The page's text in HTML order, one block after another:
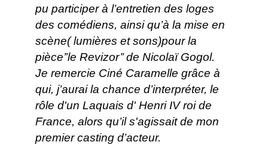
pu participer à l’entretien des loges
des comédiens, ainsi qu’à la mise en
scène( lumières et sons)pour la
pièce’’le Revizor’’ de Nicolaï Gogol.
Je remercie Ciné Caramelle grâce à
qui, j’aurai la chance d’interpréter, le
rôle d'un Laquais d' Henri IV roi de
France, alors qu’il s'agissait de mon
premier casting d’acteur.